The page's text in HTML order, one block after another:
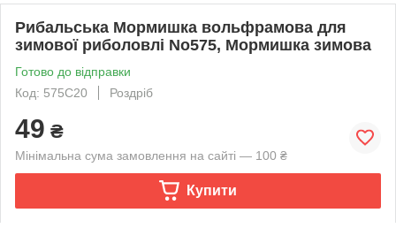
Рибальська Мормишка вольфрамова для
зимової риболовлі No575, Мормишка зимова
Готово до відправки
Код: 575C20
Роздріб
49 ₴
Мінімальна сума замовлення на сайті — 100 ₴
Купити